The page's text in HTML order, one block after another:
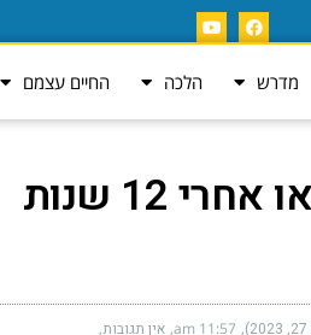
מדרש הלכה החיים עצמם
איזה אנשים הילדים שלכם ייצאו אחרי 12 שנות
11:57 am אין תגובות